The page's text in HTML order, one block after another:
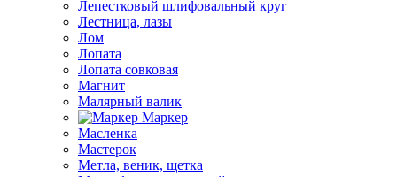
Лепестковый шлифовальный круг
Лестница, лазы
Лом
Лопата
Лопата совковая
Магнит
Малярный валик
Маркер
Масленка
Мастерок
Метла, веник, щетка